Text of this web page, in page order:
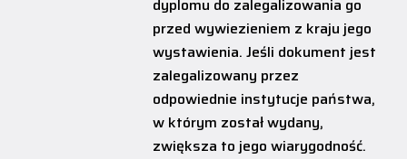
dyplomu do zalegalizowania go
przed wywiezieniem z kraju jego
wystawienia. Jeśli dokument jest
zalegalizowany przez
odpowiednie instytucje państwa,
w którym został wydany,
zwiększa to jego wiarygodność.